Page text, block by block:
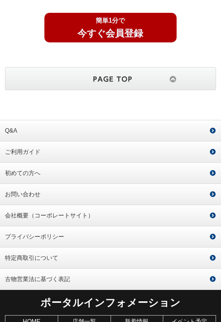
簡単1分で
今すぐ会員登録
Q&A
ご利用ガイド
初めての方へ
お問い合わせ
会社概要（コーポレートサイト）
プライバシーポリシー
特定商取引について
古物営業法に基づく表記
ポータルインフォメーション